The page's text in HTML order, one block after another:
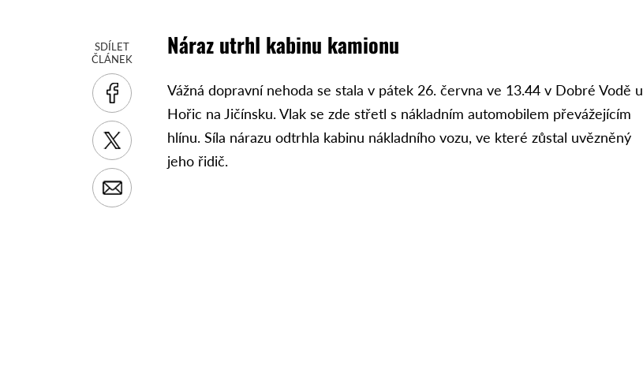
SDÍLET
ČLÁNEK
Náraz utrhl kabinu kamionu
Vážná dopravní nehoda se stala v pátek 26. června ve 13.44 v Dobré Vodě u
Hořic na Jičínsku. Vlak se zde střetl s nákladním automobilem převážejícím
hlínu. Síla nárazu odtrhla kabinu nákladního vozu, ve které zůstal uvězněný
jeho řidič.